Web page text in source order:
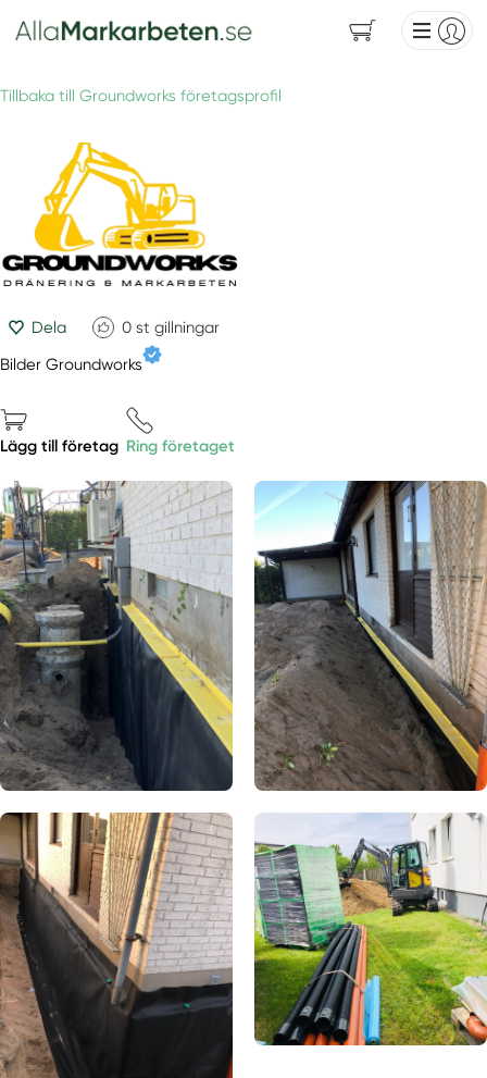
Tillbaka till Groundworks företagsprofil
Dela 0 st gillningar
Bilder Groundworks
Lägg till företag Ring företaget